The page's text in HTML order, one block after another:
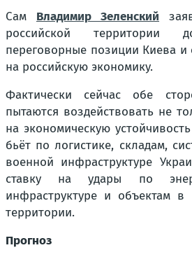
Сам Владимир Зеленский
российской территории
переговорные позиции Киева и
на российскую экономику.
Фактически сейчас обе
пытаются воздействовать не
на экономическую
бьёт по логистике, складам,
военной инфраструктуре
ставку на удары по
инфраструктуре и объектам в
территории.
Прогноз